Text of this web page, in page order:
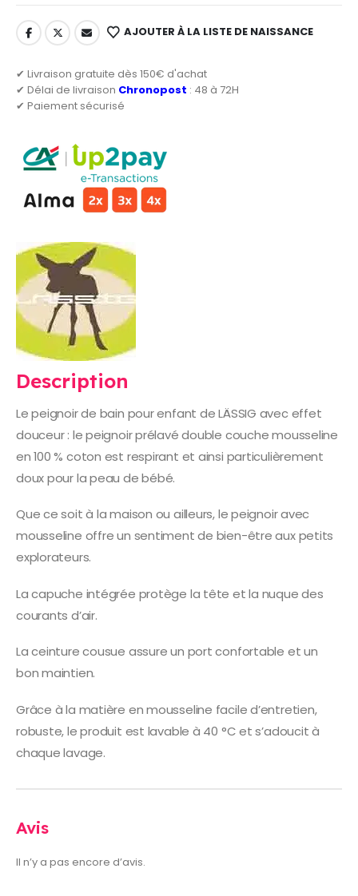
AJOUTER À LA LISTE DE NAISSANCE
✔ Livraison gratuite dès 150€ d'achat
✔ Délai de livraison Chronopost : 48 à 72H
✔ Paiement sécurisé
Description
Le peignoir de bain pour enfant de LÄSSIG avec effet
douceur : le peignoir prélavé double couche mousseline
en 100 % coton est respirant et ainsi particulièrement
doux pour la peau de bébé.
Que ce soit à la maison ou ailleurs, le peignoir avec
mousseline offre un sentiment de bien-être aux petits
explorateurs.
La capuche intégrée protège la tête et la nuque des
courants d’air.
La ceinture cousue assure un port confortable et un
bon maintien.
Grâce à la matière en mousseline facile d’entretien,
robuste, le produit est lavable à 40 °C et s’adoucit à
chaque lavage.
Avis
Il n’y a pas encore d’avis.